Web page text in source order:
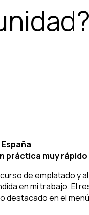
práctica muy rápido
de emplatado y
en mi trabajo. El
destacado en el